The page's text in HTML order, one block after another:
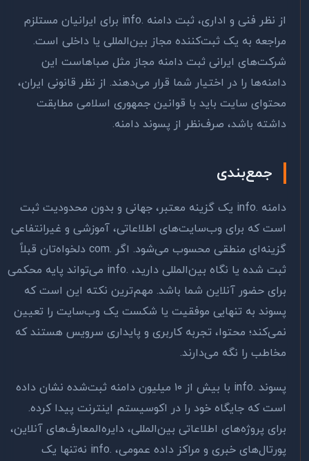
از نظر فنی و اداری، ثبت دامنه .info برای ایرانیان مستلزم
مراجعه به یک ثبت‌کننده مجاز بین‌المللی یا داخلی است.
شرکت‌های ایرانی ثبت دامنه مجاز مثل صباهاست این
دامنه‌ها را در اختیار شما قرار می‌دهند. از نظر قانونی ایران،
محتوای سایت باید با قوانین جمهوری اسلامی مطابقت
داشته باشد، صرف‌نظر از پسوند دامنه.
جمع‌بندی
دامنه .info یک گزینه معتبر، جهانی و بدون محدودیت ثبت
است که برای وب‌سایت‌های اطلاعاتی، آموزشی و غیرانتفاعی
گزینه‌ای منطقی محسوب می‌شود. اگر .com دلخواه‌تان قبلاً
ثبت شده یا نگاه بین‌المللی دارید، .info می‌تواند پایه محکمی
برای حضور آنلاین شما باشد. مهم‌ترین نکته این است که
پسوند به تنهایی موفقیت یا شکست یک وب‌سایت را تعیین
نمی‌کند؛ محتوا، تجربه کاربری و پایداری سرویس هستند که
مخاطب را نگه می‌دارند.
پسوند .info با بیش از ۱۰ میلیون دامنه ثبت‌شده نشان داده
است که جایگاه خود را در اکوسیستم اینترنت پیدا کرده.
برای پروژه‌های اطلاعاتی بین‌المللی، دایره‌المعارف‌های آنلاین،
پورتال‌های خبری و مراکز داده عمومی، .info نه‌تنها یک